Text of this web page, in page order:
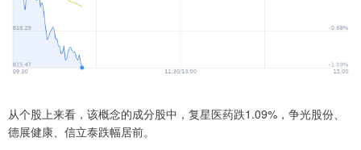
从个股上来看，该概念的成分股中，复星医药跌1.09%，争光股份、
德展健康、信立泰跌幅居前。